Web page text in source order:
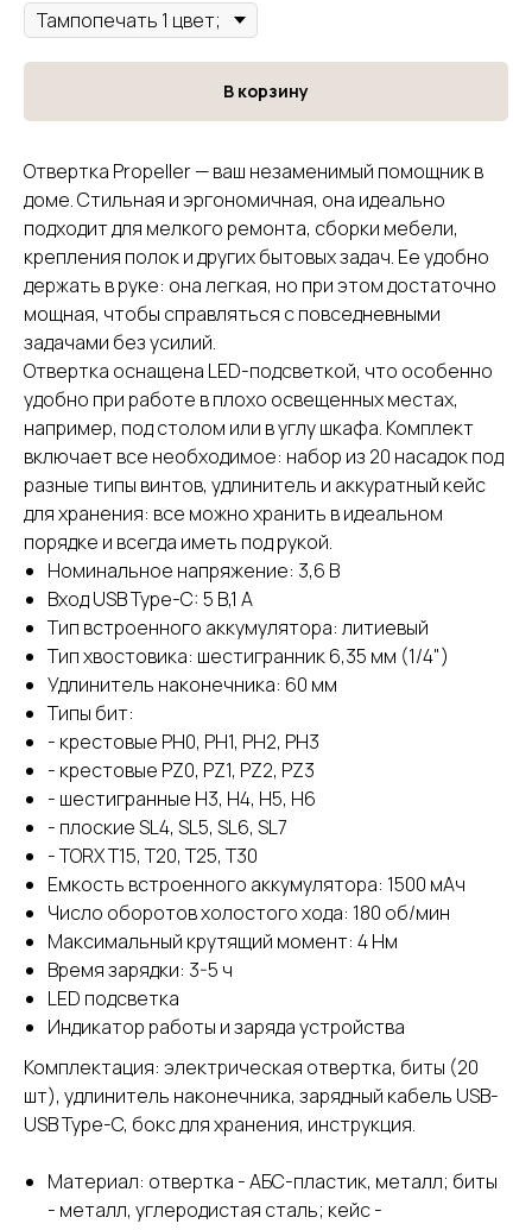
В корзину
Отвертка Propeller — ваш незаменимый помощник в
доме. Cтильная и эргономичная, она идеально
подходит для мелкого ремонта, сборки мебели,
крепления полок и других бытовых задач. Ее удобно
держать в руке: она легкая, но при этом достаточно
мощная, чтобы справляться с повседневными
задачами без усилий.
Отвертка оснащена LED-подсветкой, что особенно
удобно при работе в плохо освещенных местах,
например, под столом или в углу шкафа. Комплект
включает все необходимое: набор из 20 насадок под
разные типы винтов, удлинитель и аккуратный кейс
для хранения: все можно хранить в идеальном
порядке и всегда иметь под рукой.
Номинальное напряжение: 3,6 В
Вход USB Type-C: 5 В,1 А
Тип встроенного аккумулятора: литиевый
Тип хвостовика: шестигранник 6,35 мм (1/4")
Удлинитель наконечника: 60 мм
Типы бит:
- крестовые PH0, PH1, PH2, PH3
- крестовые PZ0, PZ1, PZ2, PZ3
- шестигранные H3, H4, H5, Н6
- плоские SL4, SL5, SL6, SL7
- TORX T15, T20, T25, Т30
Емкость встроенного аккумулятора: 1500 мАч
Число оборотов холостого хода: 180 об/мин
Максимальный крутящий момент: 4 Нм
Время зарядки: 3-5 ч
LED подсветка
Индикатор работы и заряда устройства
Комплектация: электрическая отвертка, биты (20
шт), удлинитель наконечника, зарядный кабель USB-
USB Type-C, бокс для хранения, инструкция.
Материал: отвертка - АБС-пластик, металл; биты
- металл, углеродистая сталь; кейс -